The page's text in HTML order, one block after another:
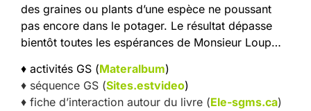
des graines ou plants d’une espèce ne poussant
pas encore dans le potager. Le résultat dépasse
bientôt toutes les espérances de Monsieur Loup…
♦ activités GS (Materalbum)
♦ séquence GS (Sites.estvideo)
♦ fiche d’interaction autour du livre (Ele-sgms.ca)